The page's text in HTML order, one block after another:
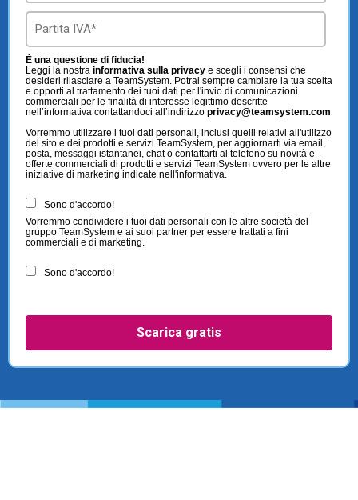
È una questione di fiducia!
Leggi la nostra informativa sulla privacy e scegli i consensi che
desideri rilasciare a TeamSystem. Potrai sempre cambiare la tua scelta
e opporti al trattamento dei tuoi dati per l'invio di comunicazioni
commerciali per le finalità di interesse legittimo descritte
nell’informativa contattandoci all’indirizzo privacy@teamsystem.com
Vorremmo utilizzare i tuoi dati personali, inclusi quelli relativi all'utilizzo
del sito e dei prodotti e servizi TeamSystem, per aggiornarti via email,
posta, messaggi istantanei, chat o contattarti al telefono su novità e
offerte commerciali di prodotti e servizi TeamSystem ovvero per le altre
iniziative di marketing indicate nell'informativa.
Sono d'accordo!
Vorremmo condividere i tuoi dati personali con le altre società del
gruppo TeamSystem e ai suoi partner per essere trattati a fini
commerciali e di marketing.
Sono d'accordo!